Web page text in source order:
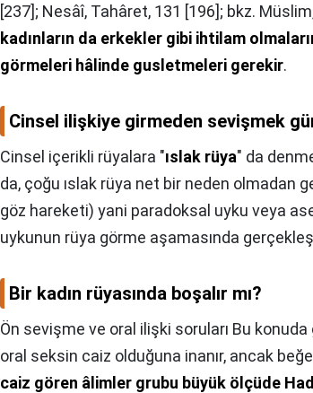
[237]; Nesâî, Tahâret, 131 [196]; bkz.
kadınların da erkekler gibi ihtilam
görmeleri hâlinde gusletmeleri gerekir.
Cinsel ilişkiye girmeden sevişmek
Cinsel içerikli rüyalara "ıslak rüya" da
da, çoğu ıslak rüya net bir neden olmadan
göz hareketi) yani paradoksal uyku veya
uykunun rüya görme aşamasında
Bir kadın rüyasında boşalır mı?
Ön sevişme ve oral ilişki soruları Bu konuda
oral seksin caiz olduğuna inanır, ancak
caiz gören âlimler grubu büyük ölçüde